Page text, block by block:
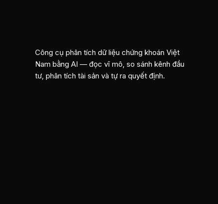
Công cụ phân tích dữ liệu chứng khoán Việt
Nam bằng AI — đọc vĩ mô, so sánh kênh đầu
tư, phân tích tài sản và tự ra quyết định.